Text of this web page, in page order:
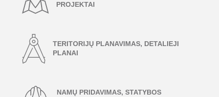
PROJEKTAI
TERITORIJŲ PLANAVIMAS, DETALIEJI
PLANAI
NAMŲ PRIDAVIMAS, STATYBOS